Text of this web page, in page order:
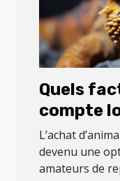
Quels
compte
?
L’achat
devenu une
amateurs de